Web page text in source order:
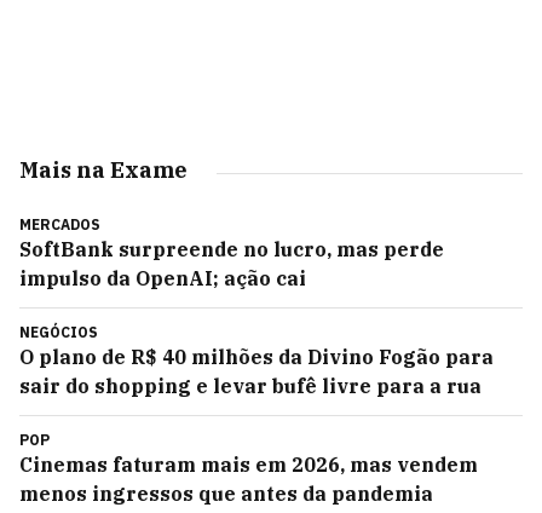
Mais na Exame
MERCADOS
SoftBank surpreende no lucro, mas perde
impulso da OpenAI; ação cai
NEGÓCIOS
O plano de R$ 40 milhões da Divino Fogão para
sair do shopping e levar bufê livre para a rua
POP
Cinemas faturam mais em 2026, mas vendem
menos ingressos que antes da pandemia